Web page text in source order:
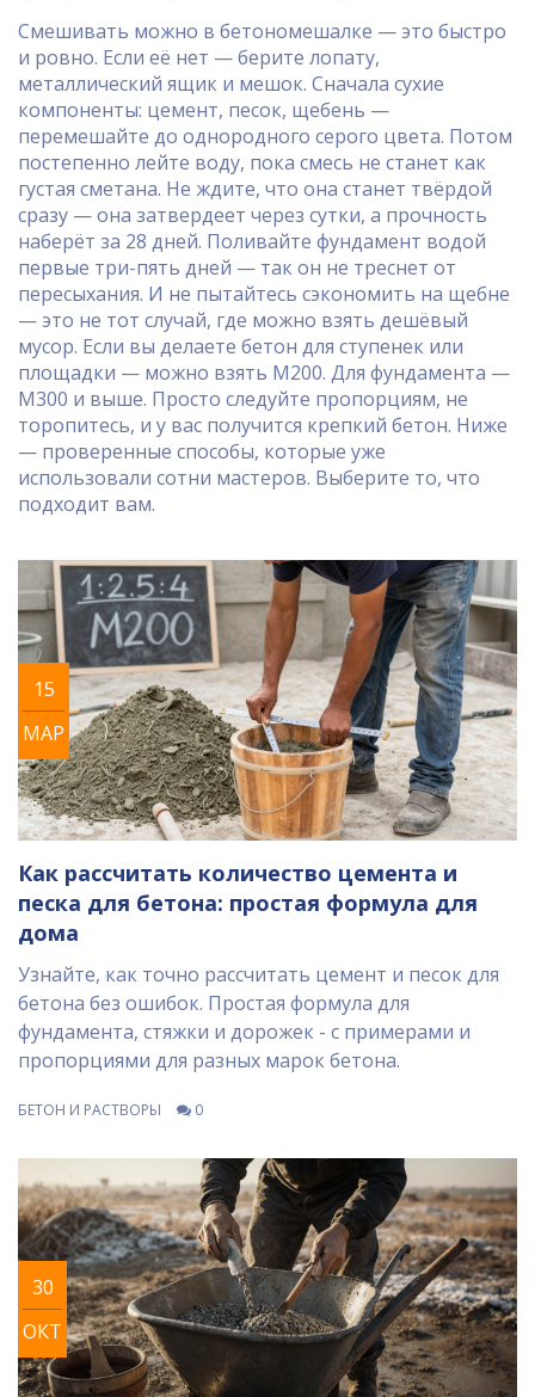
Смешивать можно в бетономешалке — это быстро
и ровно. Если её нет — берите лопату,
металлический ящик и мешок. Сначала сухие
компоненты: цемент, песок, щебень —
перемешайте до однородного серого цвета. Потом
постепенно лейте воду, пока смесь не станет как
густая сметана. Не ждите, что она станет твёрдой
сразу — она затвердеет через сутки, а прочность
наберёт за 28 дней. Поливайте фундамент водой
первые три-пять дней — так он не треснет от
пересыхания. И не пытайтесь сэкономить на щебне
— это не тот случай, где можно взять дешёвый
мусор. Если вы делаете бетон для ступенек или
площадки — можно взять М200. Для фундамента —
М300 и выше. Просто следуйте пропорциям, не
торопитесь, и у вас получится крепкий бетон. Ниже
— проверенные способы, которые уже
использовали сотни мастеров. Выберите то, что
подходит вам.
15
МАР
Как рассчитать количество цемента и
песка для бетона: простая формула для
дома
Узнайте, как точно рассчитать цемент и песок для
бетона без ошибок. Простая формула для
фундамента, стяжки и дорожек - с примерами и
пропорциями для разных марок бетона.
БЕТОН И РАСТВОРЫ 0
30
ОКТ